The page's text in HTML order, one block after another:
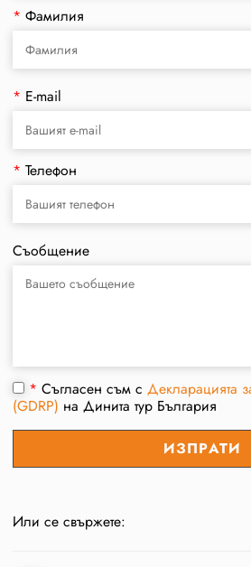
* Фамилия
* E-mail
* Телефон
Съобщение
*Съгласен съм сДекларацията
(GDRP) на Динита тур България
Или се свържете: